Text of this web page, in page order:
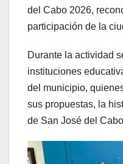
del Cabo 2026,
participación de la
Durante la actividad
instituciones
del municipio,
sus propuestas, la
de San José del